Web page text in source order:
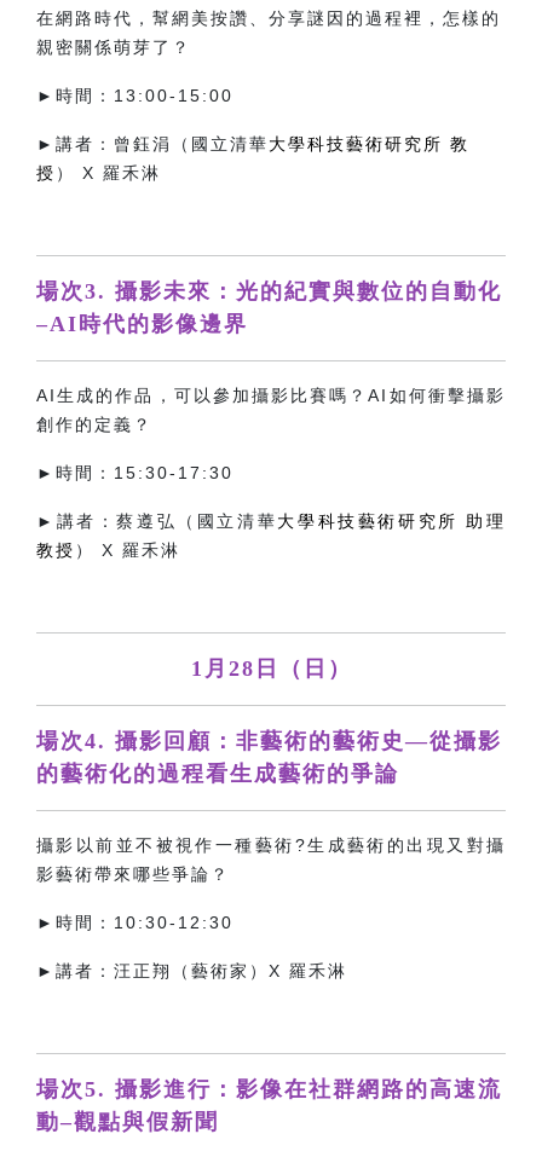
在網路時代，幫網美按讚、分享謎因的過程裡，怎樣的
親密關係萌芽了？
►時間：13:00-15:00
►講者：曾鈺涓（國立清華大學科技藝術研究所 教
授 ） X 羅禾淋
場次3. 攝影未來：光的紀實與數位的自動化
–AI時代的影像邊界
AI生成的作品，可以參加攝影比賽嗎？AI如何衝擊攝影
創作的定義？
►時間：15:30-17:30
►講者：蔡遵弘（國立清華大學科技藝術研究所 助理
教授 ） X 羅禾淋
1月28日（日）
場次4. 攝影回顧：非藝術的藝術史—從攝影
的藝術化的過程看生成藝術的爭論
攝影以前並不被視作一種藝術?生成藝術的出現又對攝
影藝術帶來哪些爭論？
►時間：10:30-12:30
►講者：汪正翔（藝術家 ）X 羅禾淋
場次5. 攝影進行：影像在社群網路的高速流
動–觀點與假新聞